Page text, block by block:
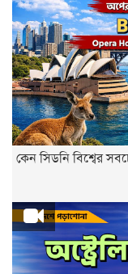
কেন সিডনি বিশ্বের